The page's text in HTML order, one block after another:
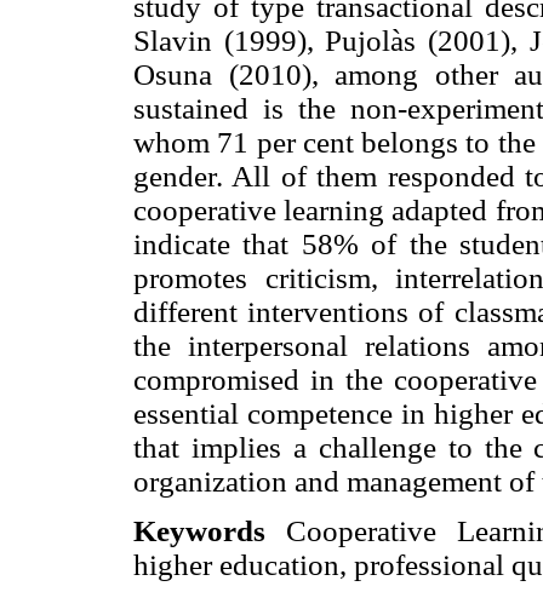
Slavin (1999), Pujolàs (2001),
Osuna (2010), among other
sustained is the non-
whom 71 per cent belongs to
gender. All of them responded
cooperative learning adapted
indicate that 58% of the
promotes criticism,
different interventions of
the interpersonal relations
compromised in the
essential competence in higher
that implies a challenge to the
organization and management
Keywords Cooperative
higher education, professional